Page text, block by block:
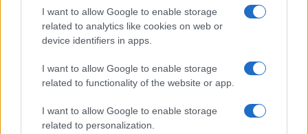
I want to allow Google to enable storage
related to analytics like cookies on web or
device identifiers in apps.
I want to allow Google to enable storage
related to functionality of the website or app.
I want to allow Google to enable storage
related to personalization.
Noemi in ospedale: il racconto della riabilitazione e il
Susanna Riva · 6 Ago 2026